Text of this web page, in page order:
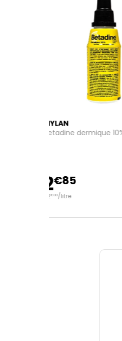
MYLAN
Betadine Scrub
2€
21€52